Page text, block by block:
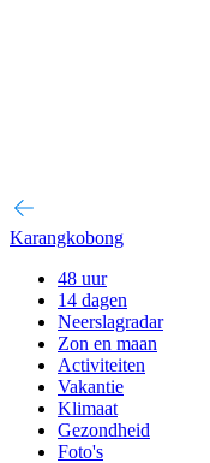
Karangkobong
48 uur
14 dagen
Neerslagradar
Zon en maan
Activiteiten
Vakantie
Klimaat
Gezondheid
Foto's